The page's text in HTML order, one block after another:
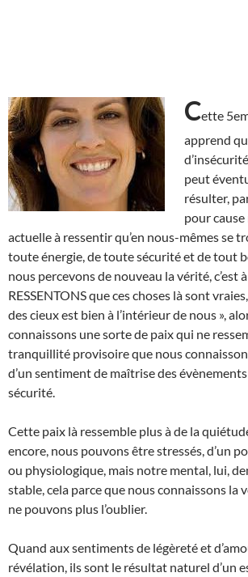
Cette
apprend
peut
résulter,
pour
actuelle à ressentir qu’en nous-mêmes se
toute énergie, de toute sécurité et de tout
nous percevons de nouveau la vérité, c’est
RESSENTONS que ces choses là sont
des cieux est bien à l’intérieur de nous »,
connaissons une sorte de paix qui ne
tranquillité provisoire que nous
d’un sentiment de maîtrise des
sécurité.
Cette paix là ressemble plus à de la
encore, nous pouvons être stressés, d’un
ou physiologique, mais notre mental, lui,
stable, cela parce que nous connaissons la
ne pouvons plus l’oublier.
Quand aux sentiments de légèreté et
révélation, ils sont le résultat naturel d’un